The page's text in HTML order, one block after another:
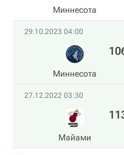
Миннесота
29.10.2023 04:00
Миннесота
27.12.2022 03:30
Майами